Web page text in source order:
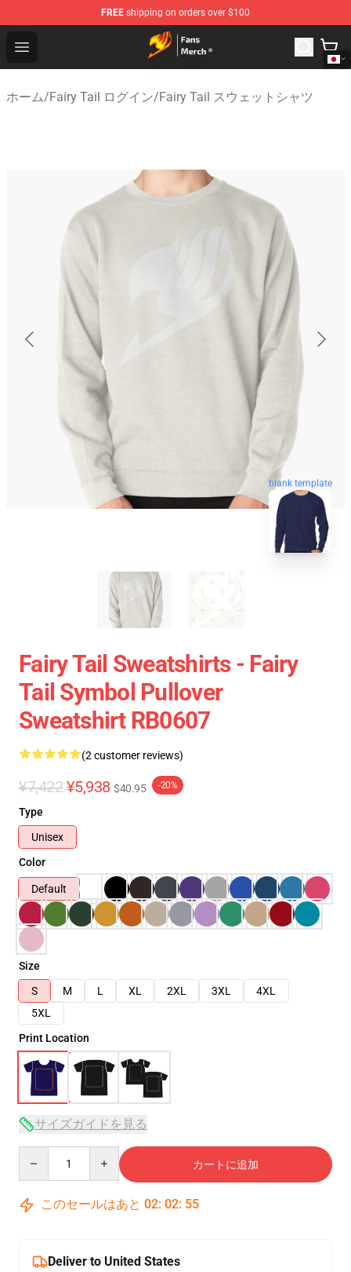
FREE shipping on orders over $100
Open menu
Fairy Tail Store - Official Fairy Tail Merchandise Shop
ホーム/Fairy Tail ログイン/Fairy Tail スウェットシャツ
blank template
Fairy Tail Sweatshirts - Fairy
Tail Symbol Pullover
Sweatshirt RB0607
(2 customer reviews)
¥7,422 ¥5,938 $40.95 -20%
Type
Unisex
Color
Default
Size
S
M L XL 2XL 3XL
4XL
5XL
Print Location
サイズガイドを見る
カートに追加
このセールはあと 02: 02: 54
Deliver to United States